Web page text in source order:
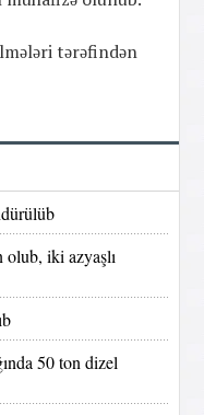
tərəfindən
olub, iki azyaşlı
50 ton dizel